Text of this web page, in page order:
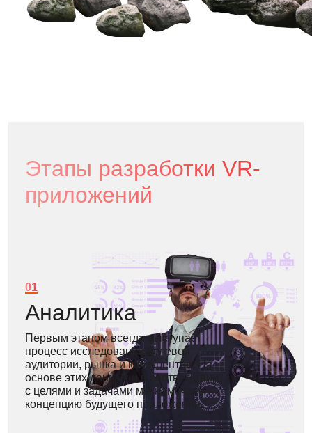
Этапы разработки VR-
приложений
01
Аналитика
Первым этапом всегда выступает
процесс исследования целевой
аудитории, рынка и конкурентов. На
основе этих данных и в соответствии
с целями и задачами мы намечаем
концепцию будущего приложения.